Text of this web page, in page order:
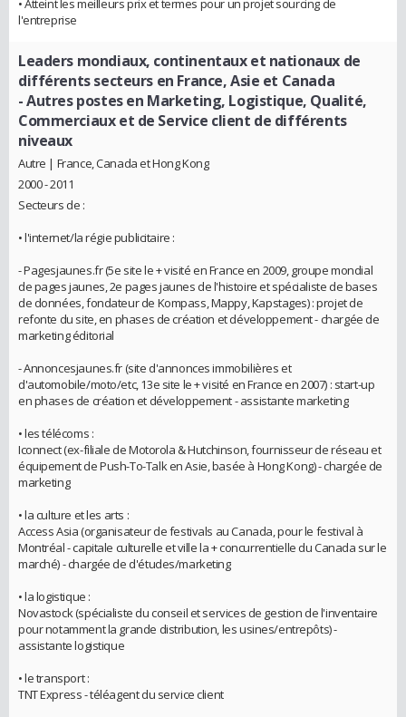
l'entreprise
Leaders mondiaux, continentaux et nationaux de
différents secteurs en France, Asie et Canada
- Autres postes en Marketing, Logistique, Qualité,
Commerciaux et de Service client de différents
niveaux
Autre | France, Canada et Hong Kong
2000 - 2011
Secteurs de :
• l'internet/la régie publicitaire :
- Pagesjaunes.fr (5e site le + visité en France en 2009, groupe mondial
de pages jaunes, 2e pages jaunes de l'histoire et spécialiste de bases
de données, fondateur de Kompass, Mappy, Kapstages) : projet de
refonte du site, en phases de création et développement - chargée de
marketing éditorial
- Annoncesjaunes.fr (site d'annonces immobilières et
d'automobile/moto/etc, 13e site le + visité en France en 2007) : start-up
en phases de création et développement - assistante marketing
• les télécoms :
Iconnect (ex-filiale de Motorola & Hutchinson, fournisseur de réseau et
équipement de Push-To-Talk en Asie, basée à Hong Kong) - chargée de
marketing
• la culture et les arts :
Access Asia (organisateur de festivals au Canada, pour le festival à
Montréal - capitale culturelle et ville la + concurrentielle du Canada sur le
marché) - chargée de d'études/marketing
• la logistique :
Novastock (spécialiste du conseil et services de gestion de l'inventaire
pour notamment la grande distribution, les usines/entrepôts) -
assistante logistique
• le transport :
TNT Express - téléagent du service client